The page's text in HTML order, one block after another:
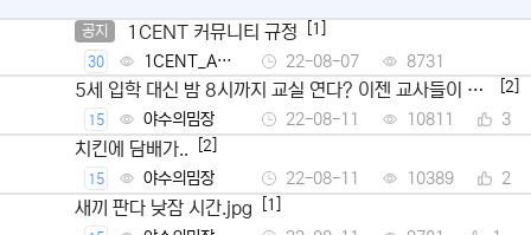
공지 1CENT 커뮤니티 규정 [1]
30
1CENT_Ad
min
22-08-07 8731
5세 입학 대신 밤 8시까지 교실 연다? 이젠 교사들이 뿔
났다
[2]
15 야수의밈장 22-08-11 10811 3
치킨에 담배가.. [2]
15 야수의밈장 22-08-11 10389 2
새끼 판다 낮잠 시간.jpg [1]